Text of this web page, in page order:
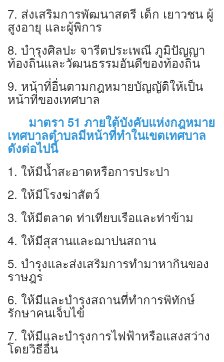
7. ส่งเสริมการพัฒนาสตรี เด็ก เยาวชน ผู้
สูงอายุ และผู้พิการ
8. บำรุงศิลปะ จารีตประเพณี ภูมิปัญญา
ท้องถิ่นและวัฒนธรรมอันดีของท้องถิ่น
9. หน้าที่อื่นตามกฎหมายบัญญัติให้เป็น
หน้าที่ของเทศบาล
มาตรา 51 ภายใต้บังคับแห่งกฎหมาย
เทศบาลตำบลมีหน้าที่ทำในเขตเทศบาล
ดังต่อไปนี้
1. ให้มีนํ้าสะอาดหรือการประปา
2. ให้มีโรงฆ่าสัตว์
3. ให้มีตลาด ท่าเทียบเรือและท่าข้าม
4. ให้มีสุสานและฌาปนสถาน
5. บำรุงและส่งเสริมการทำมาหากินของ
ราษฎร
6. ให้มีและบำรุงสถานที่ทำการพิทักษ์
รักษาคนเจ็บไข้
7. ให้มีและบำรุงการไฟฟ้าหรือแสงสว่าง
โดยวิธีอื่น